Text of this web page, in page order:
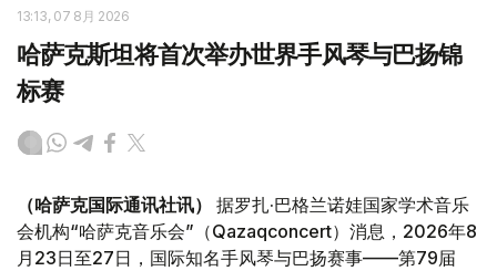
13:13, 07 8月 2026
哈萨克斯坦将首次举办世界手风琴与巴扬锦
标赛
（哈萨克国际通讯社讯）
据罗扎·巴格兰诺娃国家学术音乐
会机构“哈萨克音乐会”（Qazaqconcert）消息，2026年8
月23日至27日，国际知名手风琴与巴扬赛事——第79届